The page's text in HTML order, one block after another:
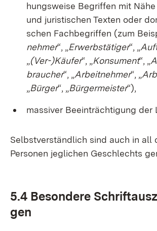
hungs­wei­se Be­grif­fen mit
und ju­ris­ti­schen Tex­ten oder
schen Fach­be­grif­fen (zum
neh­mer“, „Er­werbs­tä­ti­ger“, „
„(Ver-)Käu­fer“, „Kon­su­ment“, „
brau­cher“, „Ar­beit­neh­mer“, „
„Bür­ger“, „Bür­ger­meis­ter“),
mas­si­ver Be­ein­träch­ti­gung der
Selbst­ver­ständ­lich sind auch in all
Per­so­nen jeg­li­chen Ge­schlechts
5.4 Be­son­de­re
gen